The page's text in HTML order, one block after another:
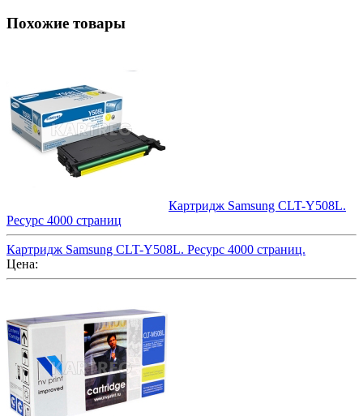
Похожие товары
Картридж Samsung CLT-Y508L.
Ресурс 4000 страниц
Картридж Samsung CLT-Y508L. Ресурс 4000 страниц.
Цена: